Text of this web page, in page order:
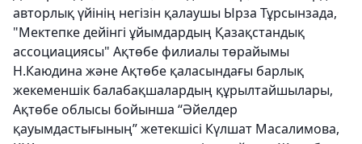
авторлық үйінің негізін қалаушы Ырза Тұрсынзада,
"Мектепке дейінгі ұйымдардың Қазақстандық
ассоциациясы" Ақтөбе филиалы төрайымы
Н.Каюдина және Ақтөбе қаласындағы барлық
жекеменшік балабақшалардың құрылтайшылары,
Ақтөбе облысы бойынша “Әйелдер
қауымдастығының” жетекшісі Күлшат Масалимова,